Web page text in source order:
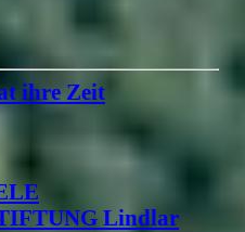
ihre Zeit
Lindlar